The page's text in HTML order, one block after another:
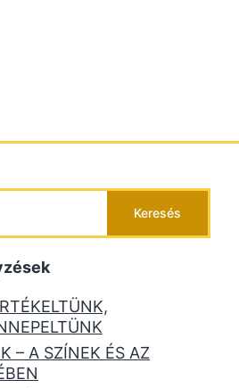
Keresés
– A SZÍNEK ÉS AZ